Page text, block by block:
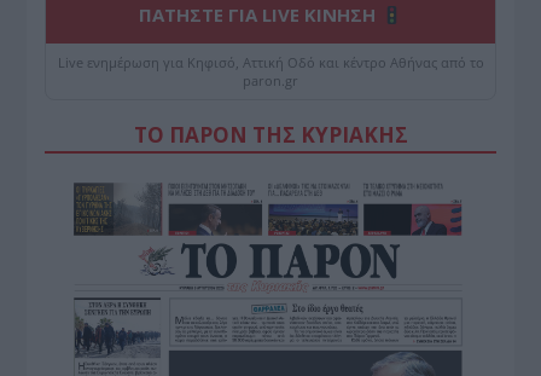
ΠΑΤΗΣΤΕ ΓΙΑ LIVE ΚΙΝΗΣΗ
Live ενημέρωση για Κηφισό, Αττική Οδό και κέντρο Αθήνας από το
paron.gr
ΤΟ ΠΑΡΟΝ ΤΗΣ ΚΥΡΙΑΚΗΣ